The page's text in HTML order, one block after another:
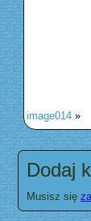
image014 »
Dodaj
Musisz się